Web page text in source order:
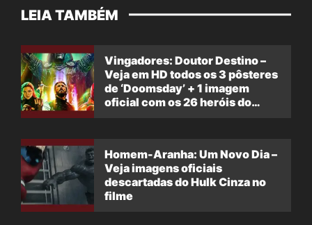
LEIA TAMBÉM
Vingadores: Doutor Destino –
Veja em HD todos os 3 pôsteres
de ‘Doomsday’ + 1 imagem
oficial com os 26 heróis do
Homem-Aranha: Um Novo Dia –
Veja imagens oficiais
descartadas do Hulk Cinza no
filme